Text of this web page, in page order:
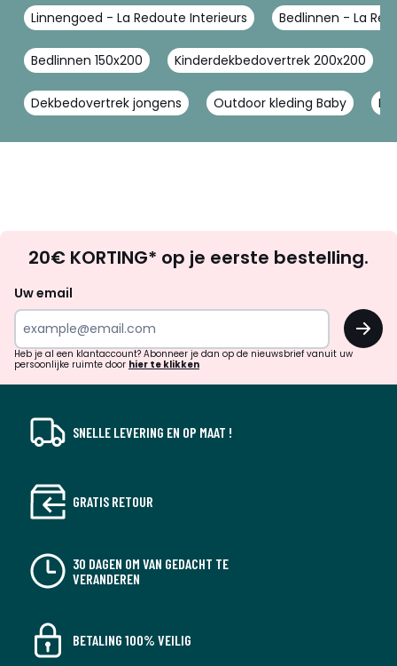
Linnengoed - La Redoute Interieurs Bedlinnen - La
Bedlinnen 150x200 Kinderdekbedovertrek 200x200
Dekbedovertrek jongens Outdoor kleding Baby
zoek
inspiratie
verrassingen?
20€ KORTING* op je eerste bestelling.
Uw email
OK
Heb je al een klantaccount? Abonneer je dan op de nieuwsbrief vanuit uw
persoonlijke ruimte door hier te klikken
SNELLE LEVERING EN OP MAAT !
GRATIS RETOUR
30 DAGEN OM VAN GEDACHT TE
VERANDEREN
BETALING 100% VEILIG